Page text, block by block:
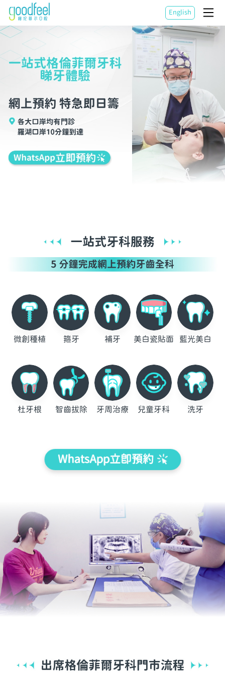
English
微創種植 箍牙 補牙 美白瓷貼面 藍光美白
杜牙根 智齒拔除 牙周治療 兒童牙科 洗牙
WhatsApp立即預約